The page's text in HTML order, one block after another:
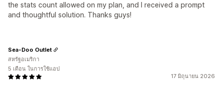
the stats count allowed on my plan, and I received a prompt
and thoughtful solution. Thanks guys!
17 มิถุนายน 2026
Sea-Doo Outlet
สหรัฐอเมริกา
5 เดือน ในการใช้แอป